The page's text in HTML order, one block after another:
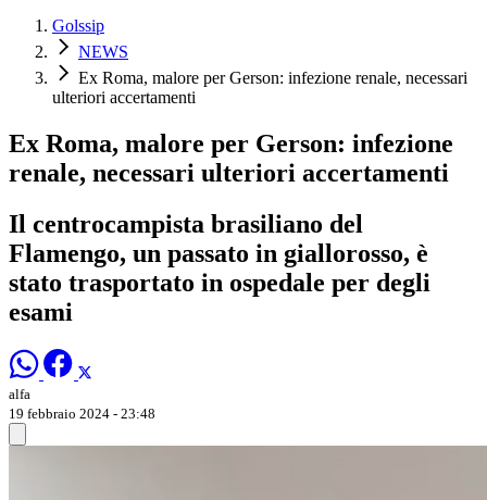
Golssip
NEWS
Ex Roma, malore per Gerson: infezione renale, necessari
ulteriori accertamenti
Ex Roma, malore per Gerson: infezione
renale, necessari ulteriori accertamenti
Il centrocampista brasiliano del
Flamengo, un passato in giallorosso, è
stato trasportato in ospedale per degli
esami
alfa
19 febbraio 2024 - 23:48